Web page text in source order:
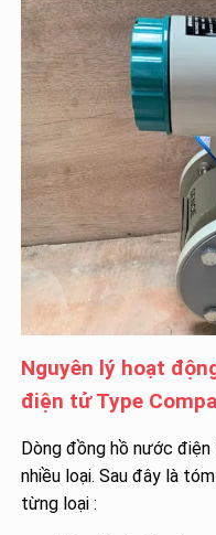
Nguyên lý hoạt
điện tử Type
Dòng đồng hồ nước
nhiều loại. Sau đây là
từng loại :